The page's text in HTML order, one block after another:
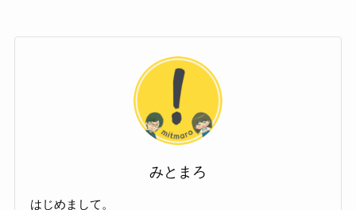
みとまろ
はじめまして。